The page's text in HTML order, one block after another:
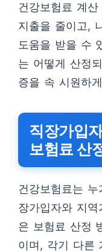
건강보험료 계
지출을 줄이고,
도움을 받을 수
는 어떻게 산정
증을 속 시원하
직장가입
보험료 산
건강보험료는
장가입자와 지
은 보험료 산정
이며, 각기 다른